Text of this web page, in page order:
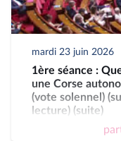
mardi 23 juin 2026
1ère séance :
une Corse
(vote solennel)
lecture) (suite)